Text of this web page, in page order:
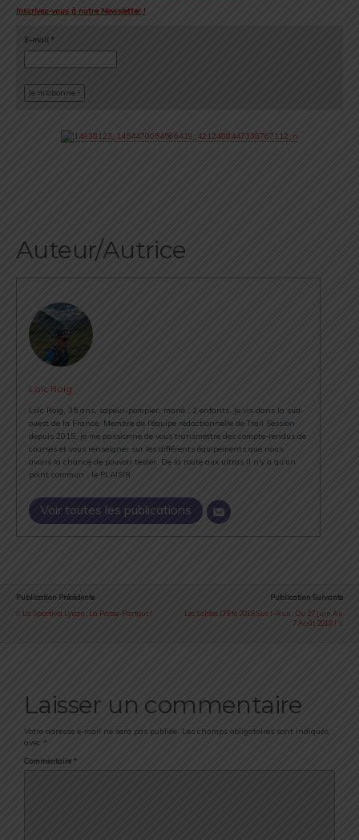
Inscrivez-vous à notre Newsletter !
E-mail *
Auteur/Autrice
Loïc Roig
Loïc Roig, 35 ans, sapeur-pompier, marié , 2 enfants. Je vis dans la sud-
ouest de la France. Membre de l'équipe rédactionnelle de Trail Session
depuis 2015, je me passionne de vous transmettre des compte-rendus de
courses et vous renseigner sur les différents équipements que nous
avons la chance de pouvoir tester. De la route aux ultras il n'y a qu'un
point commun : le PLAISIR.
Voir toutes les publications
Publication Précédente
La Sportiva Lycan : La Passe-Partout !
Publication Suivante
Les Soldes D'Eté 2018 Sur I-Run : Du 27 Juin Au
7 Août 2018 !
Laisser un commentaire
Votre adresse e-mail ne sera pas publiée. Les champs obligatoires sont indiqués
avec *
Commentaire *